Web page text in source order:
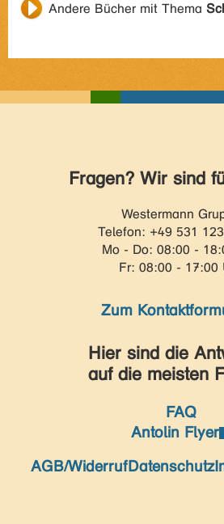
Andere Bücher mit Thema